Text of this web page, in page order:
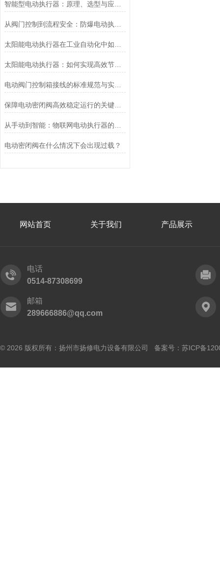
太阳能电动执行器：如何实现高效节能的自动化控制？
保障电动密闭阀高效稳定运行的关键举措
电动密闭阀在什么情况下会出现过载？
网站首页 关于我们 产品展示
电话
0514-87308699
邮箱
289666886@qq.com
© 2026 版权所有：扬州市扬修电力设备有限公司 备案号： 苏ICP备